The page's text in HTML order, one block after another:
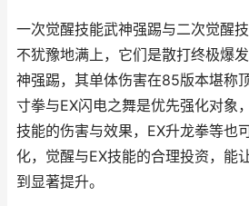
一次觉醒技能武神强踢与二次觉醒
不犹豫地满上，它们是散打终极爆
神强踢，其单体伤害在85版本堪称
寸拳与EX闪电之舞是优先强化对象
技能的伤害与效果，EX升龙拳等也
化，觉醒与EX技能的合理投资，能
到显著提升。